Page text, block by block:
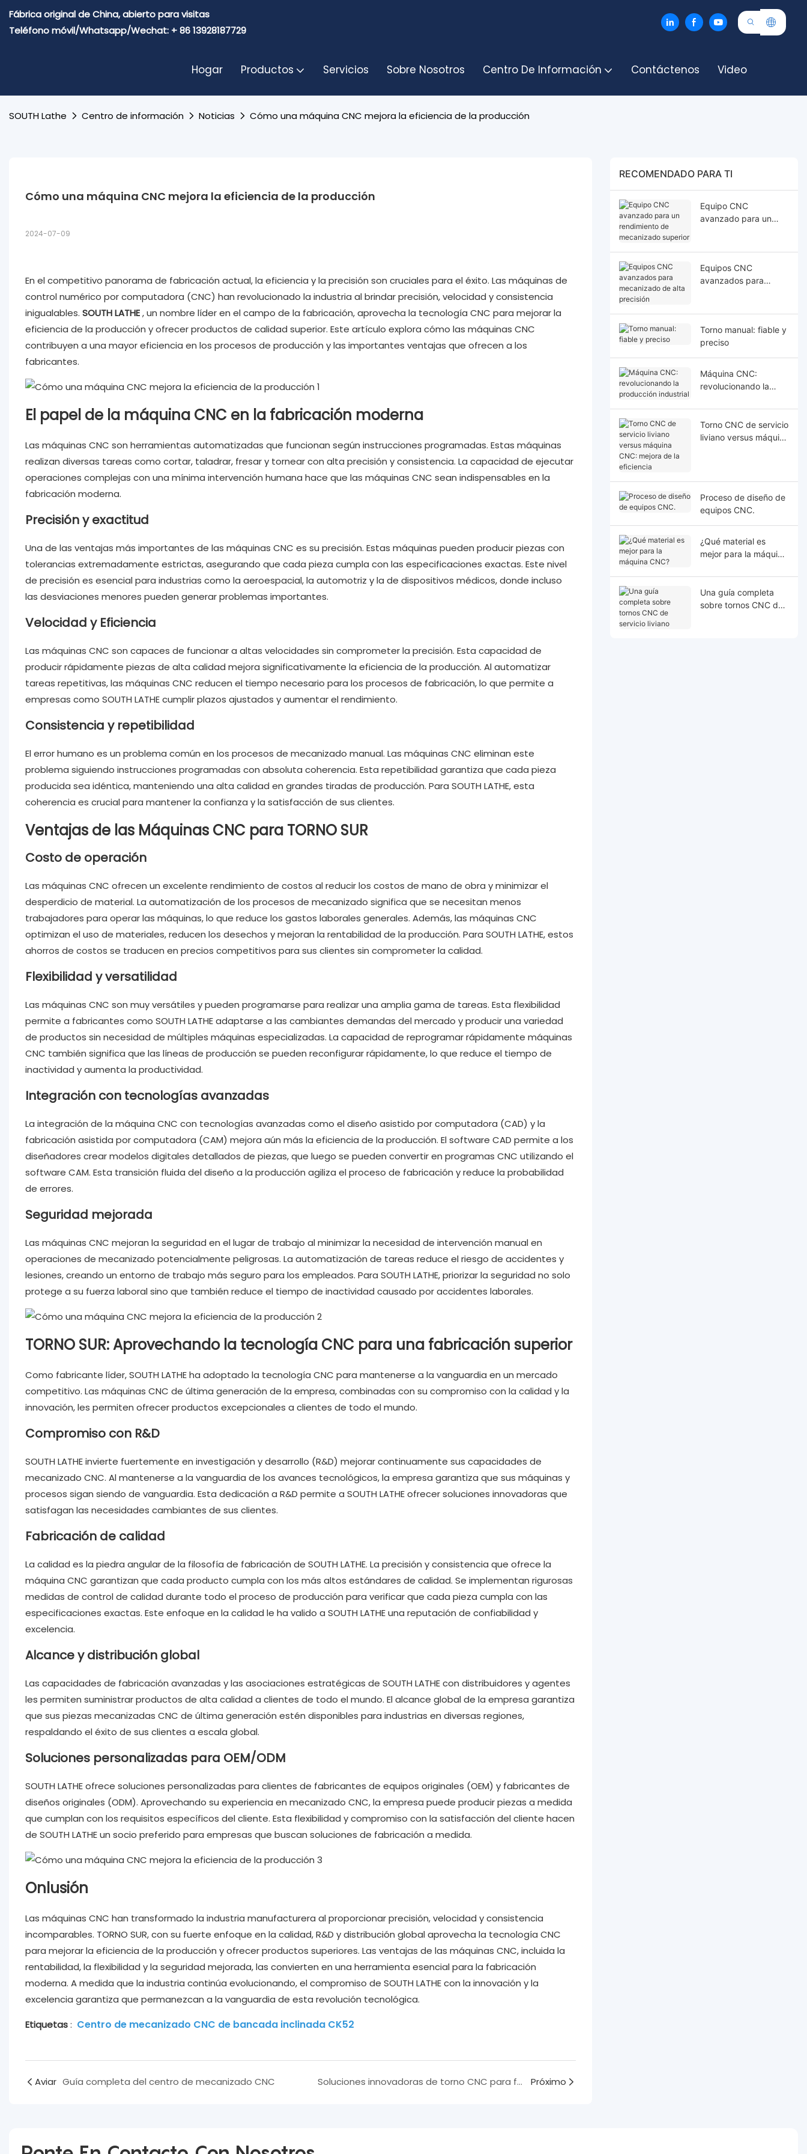
Fábrica original de China, abierto para visitas
Teléfono móvil/Whatsapp/Wechat: + 86 13928187729
Hogar Productos Servicios Sobre Nosotros Centro De Información Contáctenos Video
SOUTH Lathe Centro de información Noticias Cómo una máquina CNC mejora la eficiencia de la producción
Cómo una máquina CNC mejora la eficiencia de la producción
2024-07-09
En el competitivo panorama de fabricación actual, la eficiencia y la precisión son cruciales para el éxito. Las máquinas de
control numérico por computadora (CNC) han revolucionado la industria al brindar precisión, velocidad y consistencia
inigualables. SOUTH LATHE, un nombre líder en el campo de la fabricación, aprovecha la tecnología CNC para mejorar la
eficiencia de la producción y ofrecer productos de calidad superior. Este artículo explora cómo las máquinas CNC
contribuyen a una mayor eficiencia en los procesos de producción y las importantes ventajas que ofrecen a los
fabricantes.
El papel de la máquina CNC en la fabricación moderna
Las máquinas CNC son herramientas automatizadas que funcionan según instrucciones programadas. Estas máquinas
realizan diversas tareas como cortar, taladrar, fresar y tornear con alta precisión y consistencia. La capacidad de ejecutar
operaciones complejas con una mínima intervención humana hace que las máquinas CNC sean indispensables en la
fabricación moderna.
Precisión y exactitud
Una de las ventajas más importantes de las máquinas CNC es su precisión. Estas máquinas pueden producir piezas con
tolerancias extremadamente estrictas, asegurando que cada pieza cumpla con las especificaciones exactas. Este nivel
de precisión es esencial para industrias como la aeroespacial, la automotriz y la de dispositivos médicos, donde incluso
las desviaciones menores pueden generar problemas importantes.
Velocidad y Eficiencia
Las máquinas CNC son capaces de funcionar a altas velocidades sin comprometer la precisión. Esta capacidad de
producir rápidamente piezas de alta calidad mejora significativamente la eficiencia de la producción. Al automatizar
tareas repetitivas, las máquinas CNC reducen el tiempo necesario para los procesos de fabricación, lo que permite a
empresas como SOUTH LATHE cumplir plazos ajustados y aumentar el rendimiento.
Consistencia y repetibilidad
El error humano es un problema común en los procesos de mecanizado manual. Las máquinas CNC eliminan este
problema siguiendo instrucciones programadas con absoluta coherencia. Esta repetibilidad garantiza que cada pieza
producida sea idéntica, manteniendo una alta calidad en grandes tiradas de producción. Para SOUTH LATHE, esta
coherencia es crucial para mantener la confianza y la satisfacción de sus clientes.
Ventajas de las Máquinas CNC para TORNO SUR
Costo de operación
Las máquinas CNC ofrecen un excelente rendimiento de costos al reducir los costos de mano de obra y minimizar el
desperdicio de material. La automatización de los procesos de mecanizado significa que se necesitan menos
trabajadores para operar las máquinas, lo que reduce los gastos laborales generales. Además, las máquinas CNC
optimizan el uso de materiales, reducen los desechos y mejoran la rentabilidad de la producción. Para SOUTH LATHE, estos
ahorros de costos se traducen en precios competitivos para sus clientes sin comprometer la calidad.
Flexibilidad y versatilidad
Las máquinas CNC son muy versátiles y pueden programarse para realizar una amplia gama de tareas. Esta flexibilidad
permite a fabricantes como SOUTH LATHE adaptarse a las cambiantes demandas del mercado y producir una variedad
de productos sin necesidad de múltiples máquinas especializadas. La capacidad de reprogramar rápidamente máquinas
CNC también significa que las líneas de producción se pueden reconfigurar rápidamente, lo que reduce el tiempo de
inactividad y aumenta la productividad.
Integración con tecnologías avanzadas
La integración de la máquina CNC con tecnologías avanzadas como el diseño asistido por computadora (CAD) y la
fabricación asistida por computadora (CAM) mejora aún más la eficiencia de la producción. El software CAD permite a los
diseñadores crear modelos digitales detallados de piezas, que luego se pueden convertir en programas CNC utilizando el
software CAM. Esta transición fluida del diseño a la producción agiliza el proceso de fabricación y reduce la probabilidad
de errores.
Seguridad mejorada
Las máquinas CNC mejoran la seguridad en el lugar de trabajo al minimizar la necesidad de intervención manual en
operaciones de mecanizado potencialmente peligrosas. La automatización de tareas reduce el riesgo de accidentes y
lesiones, creando un entorno de trabajo más seguro para los empleados. Para SOUTH LATHE, priorizar la seguridad no solo
protege a su fuerza laboral sino que también reduce el tiempo de inactividad causado por accidentes laborales.
TORNO SUR: Aprovechando la tecnología CNC para una fabricación superior
Como fabricante líder, SOUTH LATHE ha adoptado la tecnología CNC para mantenerse a la vanguardia en un mercado
competitivo. Las máquinas CNC de última generación de la empresa, combinadas con su compromiso con la calidad y la
innovación, les permiten ofrecer productos excepcionales a clientes de todo el mundo.
Compromiso con R&D
SOUTH LATHE invierte fuertemente en investigación y desarrollo (R&D) mejorar continuamente sus capacidades de
mecanizado CNC. Al mantenerse a la vanguardia de los avances tecnológicos, la empresa garantiza que sus máquinas y
procesos sigan siendo de vanguardia. Esta dedicación a R&D permite a SOUTH LATHE ofrecer soluciones innovadoras que
satisfagan las necesidades cambiantes de sus clientes.
Fabricación de calidad
La calidad es la piedra angular de la filosofía de fabricación de SOUTH LATHE. La precisión y consistencia que ofrece la
máquina CNC garantizan que cada producto cumpla con los más altos estándares de calidad. Se implementan rigurosas
medidas de control de calidad durante todo el proceso de producción para verificar que cada pieza cumpla con las
especificaciones exactas. Este enfoque en la calidad le ha valido a SOUTH LATHE una reputación de confiabilidad y
excelencia.
Alcance y distribución global
Las capacidades de fabricación avanzadas y las asociaciones estratégicas de SOUTH LATHE con distribuidores y agentes
les permiten suministrar productos de alta calidad a clientes de todo el mundo. El alcance global de la empresa garantiza
que sus piezas mecanizadas CNC de última generación estén disponibles para industrias en diversas regiones,
respaldando el éxito de sus clientes a escala global.
Soluciones personalizadas para OEM/ODM
SOUTH LATHE ofrece soluciones personalizadas para clientes de fabricantes de equipos originales (OEM) y fabricantes de
diseños originales (ODM). Aprovechando su experiencia en mecanizado CNC, la empresa puede producir piezas a medida
que cumplan con los requisitos específicos del cliente. Esta flexibilidad y compromiso con la satisfacción del cliente hacen
de SOUTH LATHE un socio preferido para empresas que buscan soluciones de fabricación a medida.
Onlusión
Las máquinas CNC han transformado la industria manufacturera al proporcionar precisión, velocidad y consistencia
incomparables. TORNO SUR, con su fuerte enfoque en la calidad, R&D y distribución global aprovecha la tecnología CNC
para mejorar la eficiencia de la producción y ofrecer productos superiores. Las ventajas de las máquinas CNC, incluida la
rentabilidad, la flexibilidad y la seguridad mejorada, las convierten en una herramienta esencial para la fabricación
moderna. A medida que la industria continúa evolucionando, el compromiso de SOUTH LATHE con la innovación y la
excelencia garantiza que permanezcan a la vanguardia de esta revolución tecnológica.
Etiquetas: Centro de mecanizado CNC de bancada inclinada CK52
Aviar Guía completa del centro de mecanizado CNC Soluciones innovadoras de torno CNC para fabricación avanzada Próximo
RECOMENDADO PARA TI
Equipo CNC
avanzado para un
Equipos CNC
avanzados para
Torno manual: fiable y
preciso
Máquina CNC:
revolucionando la
Torno CNC de servicio
liviano versus máquina
Proceso de diseño de
equipos CNC.
¿Qué material es
mejor para la máquina
Una guía completa
sobre tornos CNC de